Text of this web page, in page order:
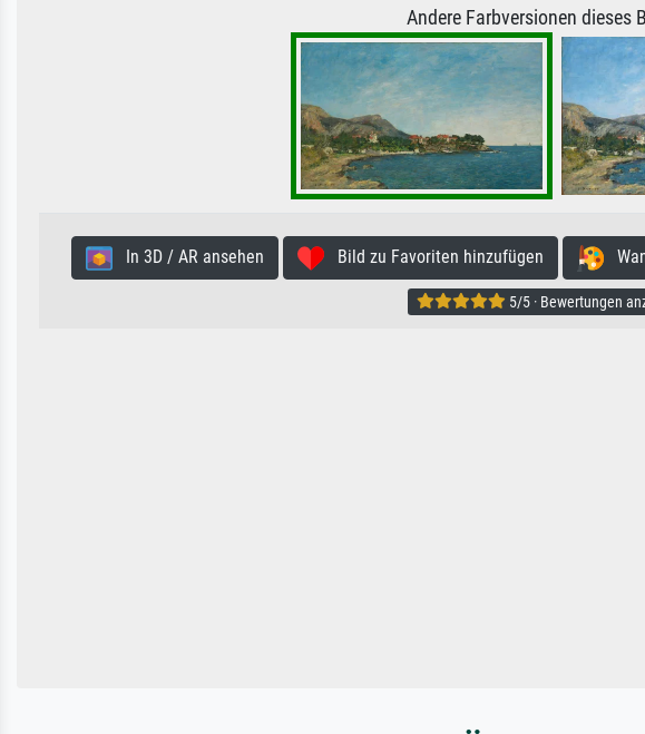
Andere Farbversionen dieses
In 3D / AR ansehen Bild zu Favoriten hinzufügen
5/5 · Bewertungen